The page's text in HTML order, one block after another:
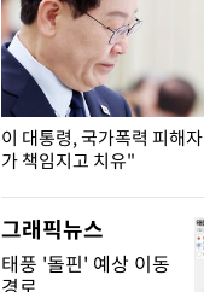
이 대통령, 국가폭력 피해
가 책임지고 치유"
그래픽뉴스
태풍 '돌핀' 예상 이동
경로